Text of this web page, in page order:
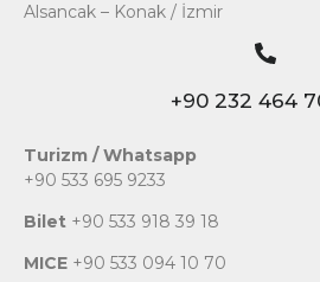
Alsancak – Konak / İzmir
+90 232 464
Turizm / Whatsapp
+90 533 695 9233
Bilet +90 533 918 39 18
MICE +90 533 094 10 70